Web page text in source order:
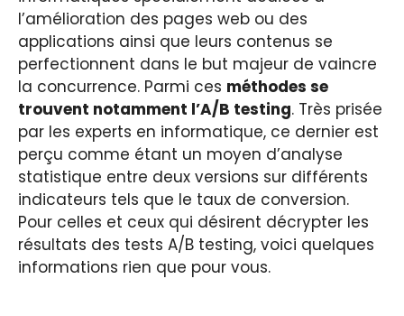
l’amélioration des pages web ou des
applications ainsi que leurs contenus se
perfectionnent dans le but majeur de vaincre
la concurrence. Parmi ces méthodes se
trouvent notamment l’A/B testing. Très prisée
par les experts en informatique, ce dernier est
perçu comme étant un moyen d’analyse
statistique entre deux versions sur différents
indicateurs tels que le taux de conversion.
Pour celles et ceux qui désirent décrypter les
résultats des tests A/B testing, voici quelques
informations rien que pour vous.